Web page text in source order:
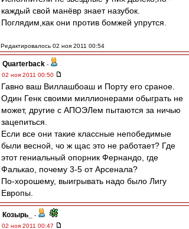
каждый свой манёвр знает назубок.
Поглядим,как они против бомжей упрутся.
Редактировалось 02 ноя 2011 00:54
Quarterback -
02 ноя 2011 00:50
Гавно ваш Виллашбоаш и Порту его сраное.
Один Генк своими миллионерами обыграть не
может, другие с АПОЭЛем пытаются за ничью
зацепиться.
Если все они такие классные непобедимые
были весной, чо ж щас это не работает? Где
этот гениальный опорник Фернандо, где
Фалькао, почему 3-5 от Арсенала?
По-хорошему, выигрывать надо было Лигу
Европы.
Козырь_
-
02 ноя 2011 00:47